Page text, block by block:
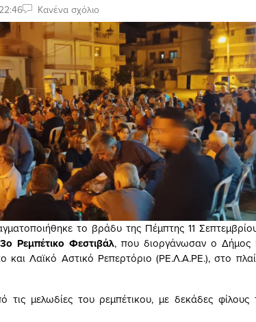
Κανένα σχόλιο
το βράδυ της Πέμπτης 11
3ο Ρεμπέτικο Φεστιβάλ, που διοργάνωσαν ο Δήμος
και Λαϊκό Αστικό Ρεπερτόριο (ΡΕ.Λ.Α.ΡΕ.), στο
τις μελωδίες του ρεμπέτικου, με δεκάδες φίλους